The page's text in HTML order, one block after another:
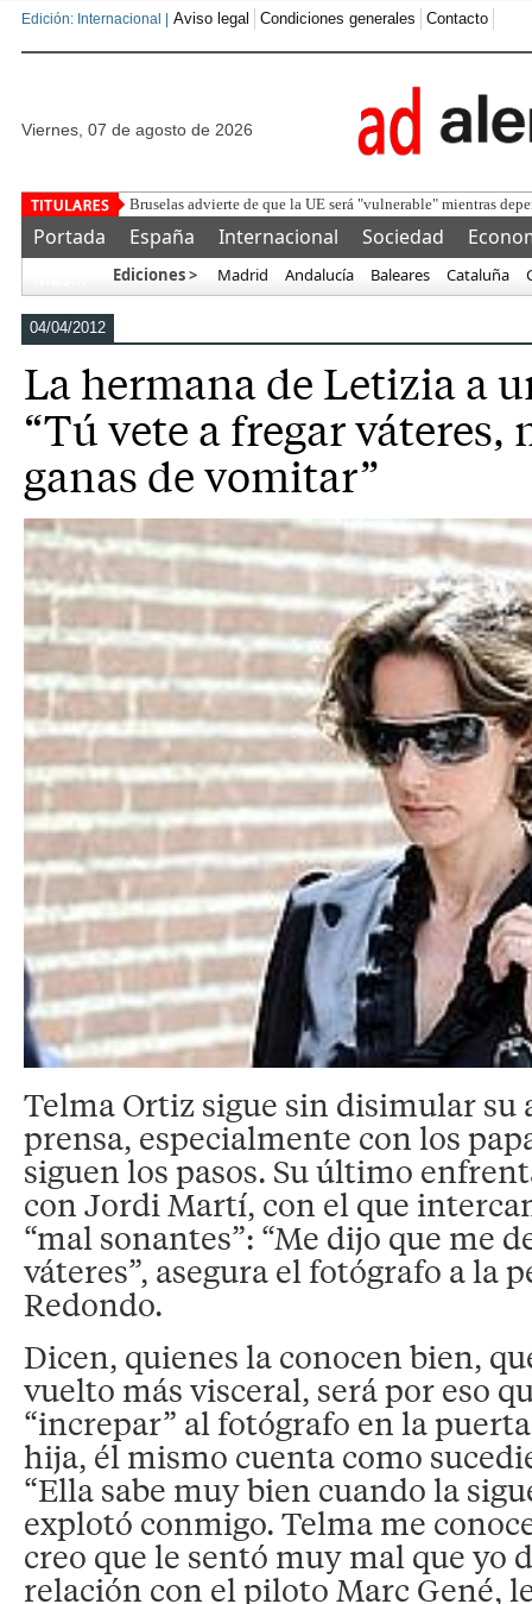
Edición: Internacional | Aviso legal Condiciones generales Contacto
viernes, 07 de agosto de 2026
Detenido un marroquí tras golpear
Portada España Internacional Sociedad
Ediciones > Madrid Andalucía Baleares Cataluña
04/04/2012
La hermana de Letizia a
“Tú vete a fregar váteres,
ganas de vomitar”
Telma Ortiz sigue sin disimular su
prensa, especialmente con los
siguen los pasos. Su último
con Jordi Martí, con el que
“mal sonantes”: “Me dijo que me
váteres”, asegura el fotógrafo a la
Redondo.
Dicen, quienes la conocen bien,
vuelto más visceral, será por eso
“increpar” al fotógrafo en la
hija, él mismo cuenta como
“Ella sabe muy bien cuando la
explotó conmigo. Telma me
creo que le sentó muy mal que yo
relación con el piloto Marc Gené,